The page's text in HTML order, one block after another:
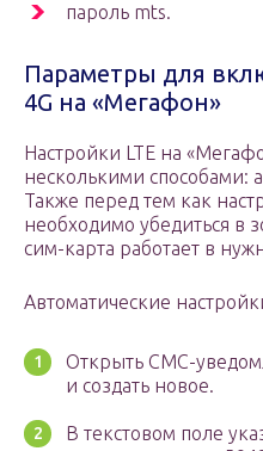
пароль mts.
Параметры для
4G на «Мегафон»
Настройки LTE на
несколькими способами:
Также перед тем как
необходимо убедиться в
сим-карта работает в
Автоматические
Открыть СМС-
и создать новое.
В текстовом поле